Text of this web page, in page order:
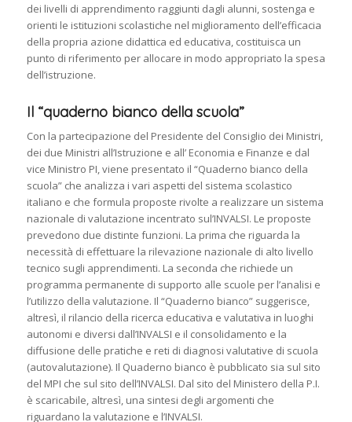
dei livelli di apprendimento raggiunti dagli alunni, sostenga e
orienti le istituzioni scolastiche nel miglioramento dell’efficacia
della propria azione didattica ed educativa, costituisca un
punto di riferimento per allocare in modo appropriato la spesa
dell’istruzione.
Il “quaderno bianco della scuola”
Con la partecipazione del Presidente del Consiglio dei Ministri,
dei due Ministri all’Istruzione e all’ Economia e Finanze e dal
vice Ministro PI, viene presentato il “Quaderno bianco della
scuola” che analizza i vari aspetti del sistema scolastico
italiano e che formula proposte rivolte a realizzare un sistema
nazionale di valutazione incentrato sul’INVALSI. Le proposte
prevedono due distinte funzioni. La prima che riguarda la
necessità di effettuare la rilevazione nazionale di alto livello
tecnico sugli apprendimenti. La seconda che richiede un
programma permanente di supporto alle scuole per l’analisi e
l’utilizzo della valutazione. Il “Quaderno bianco” suggerisce,
altresì, il rilancio della ricerca educativa e valutativa in luoghi
autonomi e diversi dall’INVALSI e il consolidamento e la
diffusione delle pratiche e reti di diagnosi valutative di scuola
(autovalutazione). Il Quaderno bianco è pubblicato sia sul sito
del MPI che sul sito dell’INVALSI. Dal sito del Ministero della P.I.
è scaricabile, altresì, una sintesi degli argomenti che
riguardano la valutazione e l’INVALSI.